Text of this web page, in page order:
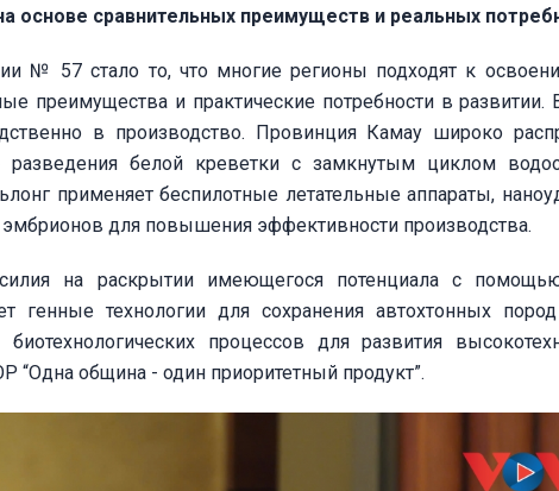
основе сравнительных преимуществ и реальных
№ 57 стало то, что многие регионы подходят к
преимущества и практические потребности в развитии.
в производство. Провинция Камау широко
разведения белой креветки с замкнутым циклом
применяет беспилотные летательные аппараты,
для повышения эффективности производства.
на раскрытии имеющегося потенциала с
генные технологии для сохранения автохтонных
процессов для развития
“Одна община - один приоритетный продукт”.